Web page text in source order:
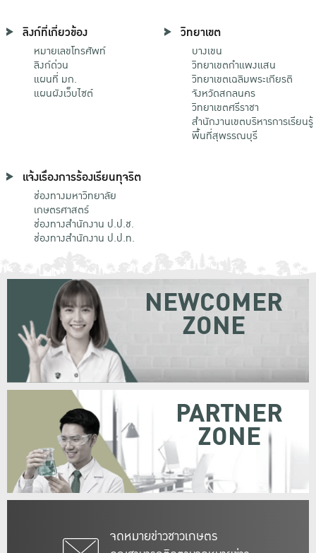
ลิงก์ที่เกี่ยวข้อง
หมายเลขโทรศัพท์
ลิงก์ด่วน
แผนที่ มก.
แผนผังเว็บไซต์
วิทยาเขต
บางเขน
วิทยาเขตกําแพงแสน
วิทยาเขตเฉลิมพระเกียรติ
จังหวัดสกลนคร
วิทยาเขตศรีราชา
สำนักงานเขตบริหารการเรียนรู้
พื้นที่สุพรรณบุรี
แจ้งเรื่องการร้องเรียนทุจริต
ช่องทางมหาวิทยาลัย
เกษตรศาสตร์
ช่องทางสำนักงาน ป.ป.ช.
ช่องทางสำนักงาน ป.ป.ท.
จดหมายข่าวชาวเกษตร
NEWCOMER
ZONE
PARTNER
ZONE